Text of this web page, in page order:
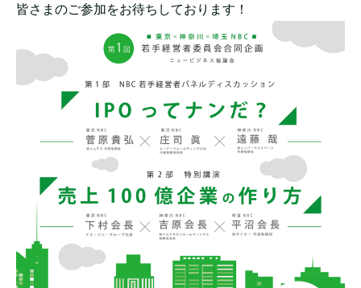
皆さまのご参加をお待ちしております！